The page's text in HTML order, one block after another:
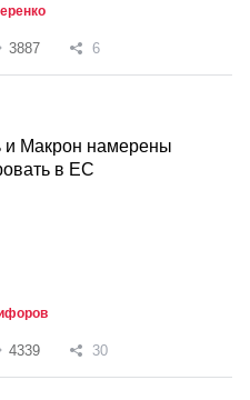
3887 6
и Макрон намерены
в ЕС
4339 30